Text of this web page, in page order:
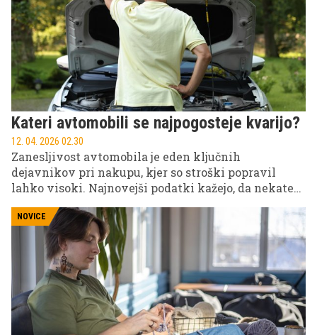
Kateri avtomobili se najpogosteje kvarijo?
12. 04. 2026 02.30
Zanesljivost avtomobila je eden ključnih
dejavnikov pri nakupu, kjer so stroški popravil
lahko visoki. Najnovejši podatki kažejo, da nekateri
drugi. Analize velikih organizacij razkrivajo
presenetljive rezultate.
NOVICE